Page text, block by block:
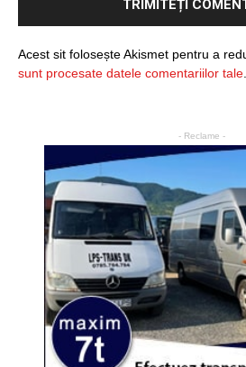
Acest sit folosește Akismet pentru a
sunt procesate datele comentariilor tale
- Reclame -